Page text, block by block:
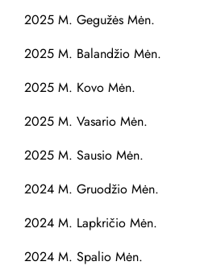
2025 M. Gegužės Mėn.
2025 M. Balandžio Mėn.
2025 M. Kovo Mėn.
2025 M. Vasario Mėn.
2025 M. Sausio Mėn.
2024 M. Gruodžio Mėn.
2024 M. Lapkričio Mėn.
2024 M. Spalio Mėn.